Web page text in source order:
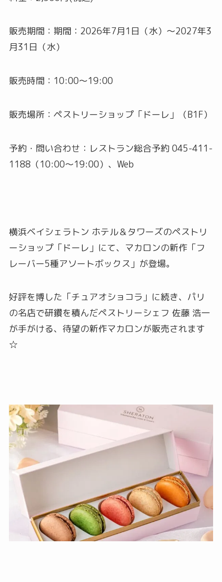
販売期間：期間：2026年7月1日（水）～2027年3
月31日（水）
販売時間：10:00～19:00
販売場所：ペストリーショップ「ドーレ」（B1F）
予約・問い合わせ：レストラン総合予約 045-411-
1188（10:00～19:00）、Web
横浜ベイシェラトン ホテル＆タワーズのペストリ
ーショップ「ドーレ」にて、マカロンの新作「フ
レーバー5種アソートボックス」が登場。
好評を博した「チュアオショコラ」に続き、パリ
の名店で研鑽を積んだペストリーシェフ 佐藤 浩一
が手がける、待望の新作マカロンが販売されます
☆